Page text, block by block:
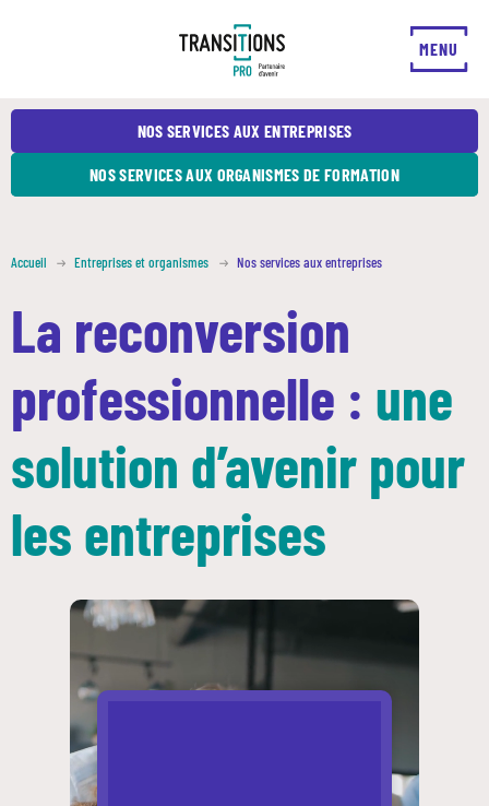
MENU
FERMER
NOS SERVICES AUX ENTREPRISES
NOS SERVICES AUX ORGANISMES DE FORMATION
Accueil Entreprises et organismes Nos services aux entreprises
La reconversion
professionnelle : une
solution d’avenir pour
les entreprises